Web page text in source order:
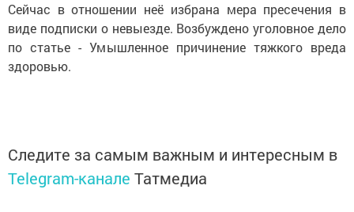
Сейчас в отношении неё избрана мера пресечения в
виде подписки о невыезде. Возбуждено уголовное дело
по статье - Умышленное причинение тяжкого вреда
здоровью.
Следите за самым важным и интересным в
Telegram-канале Татмедиа